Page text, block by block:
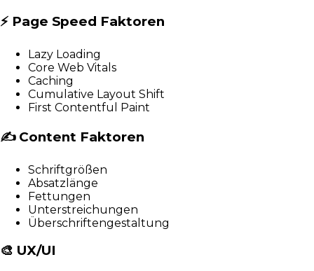
⚡ Page Speed Faktoren
Lazy Loading
Core Web Vitals
Caching
Cumulative Layout Shift
First Contentful Paint
✍️Content Faktoren
Schriftgrößen
Absatzlänge
Fettungen
Unterstreichungen
Überschriftengestaltung
🎨 UX/UI